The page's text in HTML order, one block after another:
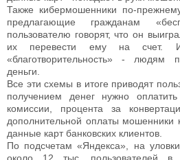
Также кибермошенники по-
предлагающие гражданам
пользователю говорят, что он
их перевести ему на
«благотворительность» - людям
деньги.
Все эти схемы в итоге приводят
получением денег нужно
комиссии, процента за
дополнительной оплаты мошенники
данные карт банковских клиентов.
По подсчетам «Яндекса», на
около 12 тыс. пользователей